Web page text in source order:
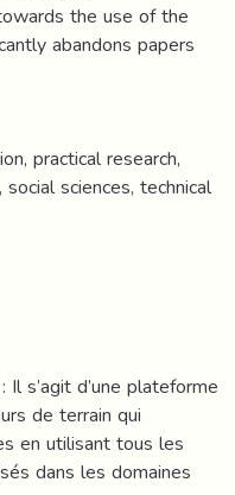
the use of the
abandons papers
practical research,
sciences, technical
s’agit d’une plateforme
de terrain qui
en utilisant tous les
dans les domaines